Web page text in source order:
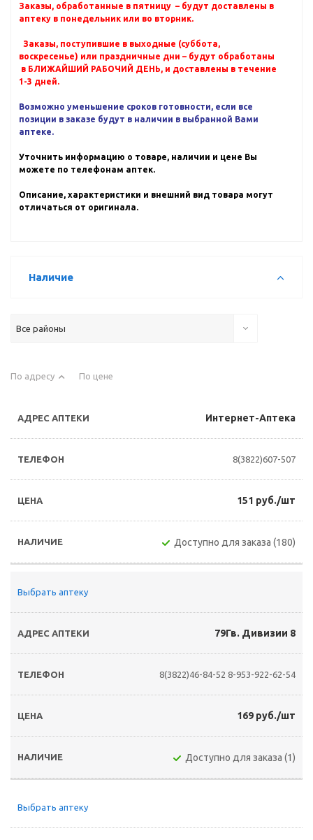
Заказы, обработанные в пятницу – будут доставлены в
аптеку в понедельник или во вторник.
Заказы, поступившие в выходные (суббота,
воскресенье) или праздничные дни – будут обработаны
в БЛИЖАЙШИЙ РАБОЧИЙ ДЕНЬ, и доставлены в течение
1-3 дней.
Возможно уменьшение сроков готовности, если все
позиции в заказе будут в наличии в выбранной Вами
аптеке.
Уточнить информацию о товаре, наличии и цене Вы
можете по телефонам аптек.
Описание, характеристики и внешний вид товара могут
отличаться от оригинала.
Наличие
Все районы
По адресу По цене
Интернет-Аптека
8(3822)607-507
151 руб./шт
Доступно для заказа (180)
Выбрать аптеку
79Гв. Дивизии 8
8(3822)46-84-52 8-953-922-62-54
169 руб./шт
Доступно для заказа (1)
Выбрать аптеку